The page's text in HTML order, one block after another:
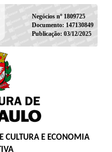
Negócios nº 1809725
Documento: 147130849
Publicação: 03/12/2025
CULTURA E ECONOMIA